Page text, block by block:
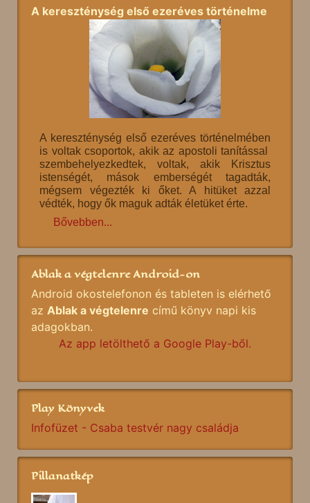
A kereszténység első ezeréves történelme
A kereszténység első ezeréves történelmében
is voltak csoportok, akik az apostoli tanítással
szembehelyezkedtek, voltak, akik Krisztus
istenségét, mások emberségét tagadták,
mégsem végezték ki őket. A hitüket azzal
védték, hogy ők maguk adták életüket érte.
Bővebben...
Ablak a végtelenre Android-on
Android okostelefonon és tableten is elérhető
az Ablak a végtelenre című könyv napi kis
adagokban.
Az app letölthető a Google Play-ből.
Play Könyvek
Infofüzet - Csaba testvér nagy családja
Pillanatkép